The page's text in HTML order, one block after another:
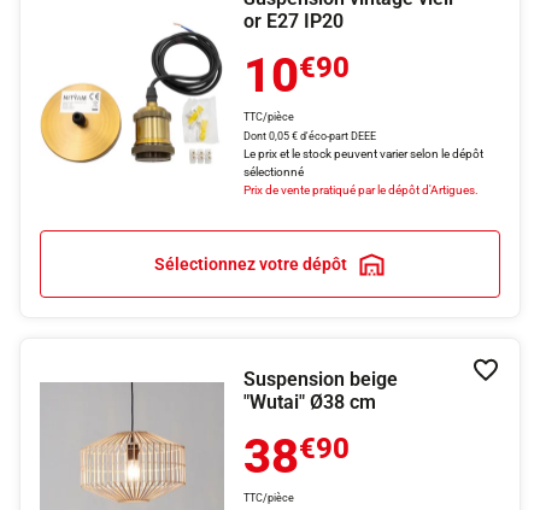
or E27 IP20
10€90
TTC/pièce
Dont 0,05 € d'éco-part DEEE
Le prix et le stock peuvent varier selon le dépôt
sélectionné
Prix de vente pratiqué par le dépôt d'Artigues.
Sélectionnez votre dépôt
Suspension beige
"Wutai" Ø38 cm
38€90
TTC/pièce